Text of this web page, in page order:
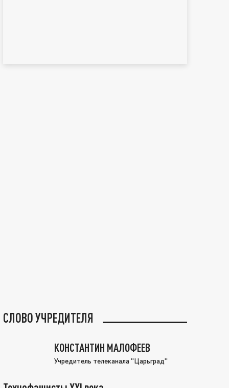
СЛОВО УЧРЕДИТЕЛЯ
КОНСТАНТИН МАЛОФЕЕВ
Учредитель телеканала "Царьград"